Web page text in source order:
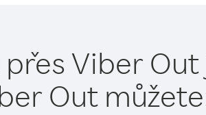
Viber Out
Out